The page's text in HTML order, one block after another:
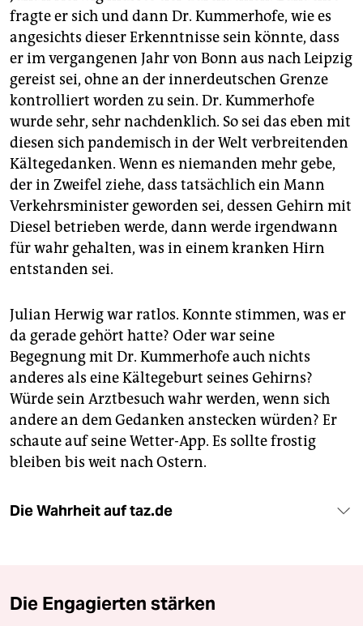
fragte er sich und dann Dr. Kummerhofe, wie es
angesichts dieser Erkenntnisse sein könnte, dass
er im vergangenen Jahr von Bonn aus nach Leipzig
gereist sei, ohne an der innerdeutschen Grenze
kontrolliert worden zu sein. Dr. Kummerhofe
wurde sehr, sehr nachdenklich. So sei das eben mit
diesen sich pandemisch in der Welt verbreitenden
Kältegedanken. Wenn es niemanden mehr gebe,
der in Zweifel ziehe, dass tatsächlich ein Mann
Verkehrsminister geworden sei, dessen Gehirn mit
Diesel betrieben werde, dann werde irgendwann
für wahr gehalten, was in einem kranken Hirn
entstanden sei.
Julian Herwig war ratlos. Konnte stimmen, was er
da gerade gehört hatte? Oder war seine
Begegnung mit Dr. Kummerhofe auch nichts
anderes als eine Kältegeburt seines Gehirns?
Würde sein Arztbesuch wahr werden, wenn sich
andere an dem Gedanken anstecken würden? Er
schaute auf seine Wetter-App. Es sollte frostig
bleiben bis weit nach Ostern.
Die Wahrheit auf taz.de
Die Engagierten stärken